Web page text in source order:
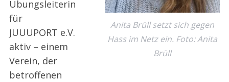
Anita Brüll setzt sich gegen
Hass im Netz ein. Foto: Anita
Brüll
Übungsleiterin
für
JUUUPORT e.V.
aktiv – einem
Verein, der
betroffenen